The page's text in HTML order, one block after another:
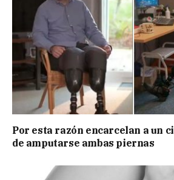
Por esta razón encarcelan a un
de amputarse ambas piernas